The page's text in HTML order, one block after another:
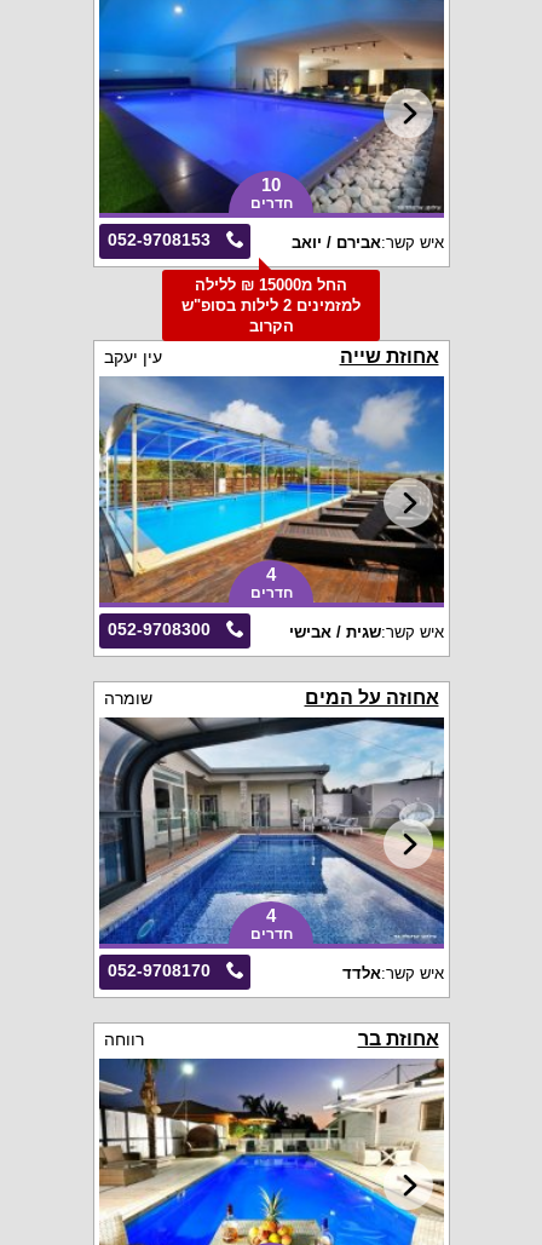
10
חדרים
052-9708153 איש קשר:אבירם / יואב
החל מ15000 ₪ ללילה
למזמינים 2 לילות בסופ"ש
הקרוב
אחוזת שייה עין יעקב
4
חדרים
052-9708300 איש קשר:שגית / אבישי
אחוזה על המים שומרה
4
חדרים
052-9708170 איש קשר:אלדד
אחוזת בר רווחה